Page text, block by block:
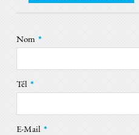
Nom *
Tél *
E-Mail *